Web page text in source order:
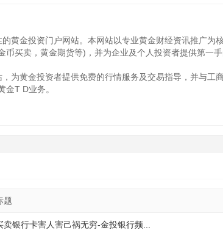
黄金投资门户网站。本网站以专业黄金财经资讯推广为
买卖，黄金期货等)，并为企业及个人投资者提供第一
为黄金投资者提供免费的行情服务及交易指导，并与工
T D业务。
题
卖银行卡害人害己祸无穷-金投银行频...